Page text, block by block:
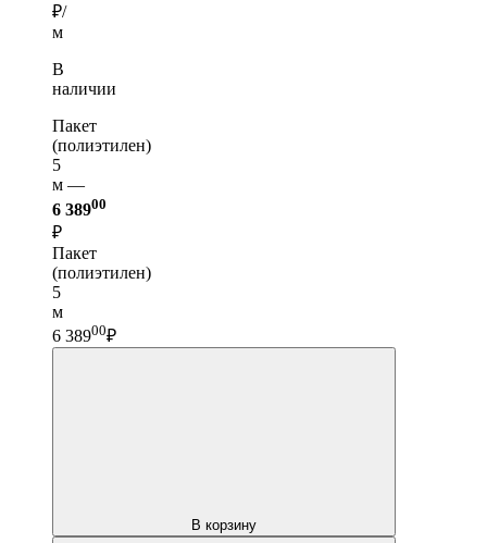
₽/
м
В
наличии
Пакет
(полиэтилен)
5
м —
6 38900
₽
Пакет
(полиэтилен)
5
м
6 38900₽
В корзину